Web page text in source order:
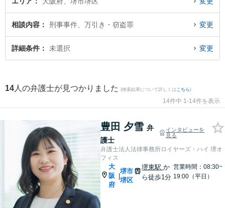
『堺市堺区で土日や夜間に発生した万引き・窃盗罪のトラブルを今すぐに弁護
士に相談したい』『万引き・窃盗罪のトラブル解決の実績豊富な近くの弁護士
を検索したい』『初回相談無料で万引き・窃盗罪を法律相談できる堺市堺区内
相談内容 刑事事件、万引き・窃盗罪 変更
詳細条件 未選択 変更
14 人の弁護士が見つかりました (検索結果について詳しくは こちら)
14件中 1-14件を表示
豊田 夕雪 弁
護士
インタビューを
見る
弁護士法人法律事務所ロイヤーズ・ハイ 堺オ
フィス
大
阪
府
|
堺市
堺区
堺東駅か
ら徒歩1分
営業時間：08:30~
19:00（平日）